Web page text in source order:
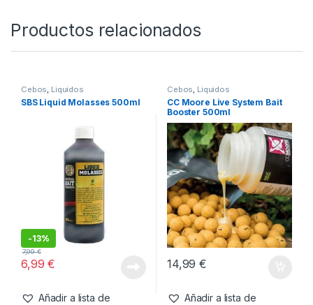
SKU:4000000014418 Categorías:
Semillas
Productos relacionados
Cebos ,Liquidos
SBS Liquid Molasses 500ml
Cebos, Liquidos
CC Moore Live System Bait